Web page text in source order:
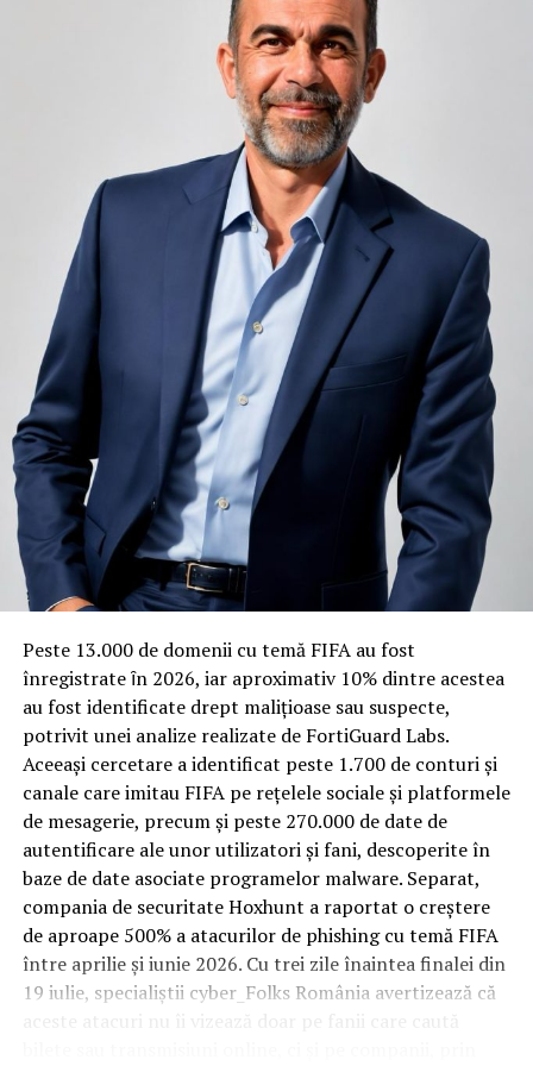
infinit de groși din motive practice și economice.
Zgomotul pașilor din camera de sus sau din coridorul
adiacent rămâne una dintre cele mai frecvente
nemulțumiri semnalate de oaspeți în recenziile online,
chiar și la unități altfel apreciate pentru servicii și
locație. De multe ori, oaspeții nu identifică pardoseala
drept sursa reală a problemei, ci descriu simplu senzația
de spațiu zgomotos sau agitat.
Pardoseala joacă un rol important în absorbția acestor
sunete, mai ales în zonele de trecere frecventă dintre
cameră și baie sau dintre pat și fereastră. Un material cu
proprietăți fonoabsorbante bune reduce transmiterea
zgomotului către camerele vecine și către etajele
inferioare, un aspect esențial mai ales în clădirile mai
vechi, cu structuri care nu au fost proiectate inițial
pentru izolare fonică performantă.
Rotația rapidă a oaspeților cere
materiale rezistente
Spre diferență de o locuință obișnuită, o cameră de hotel
trece printr-un ciclu de utilizare intensă: oaspeți diferiți,
bagaje trase pe roți, curățenie zilnică, uneori mai multe
rezervări consecutive în aceeași săptămână. Această
frecvență ridicată de utilizare pune presiune reală pe
orice suprafață, iar pardoseala este printre primele
elemente afectate vizibil, mai ales în zona din jurul
patului și a ușii de acces.
În etapa de renovare sau construcție, administratorii
care iau în calcul mocheta trafic intens
pentru zonele
cu rotație mare reduc riscul de uzură prematură și de
decolorare vizibilă în punctele de trecere frecventă. Este
o decizie care ține mai puțin de stil și mai mult de
Peste 13.000 de domenii cu temă FIFA au fost
înregistrate ȋn 2026, iar aproximativ 10% dintre acestea
au fost identificate drept malițioase sau suspecte,
potrivit unei analize realizate de FortiGuard Labs.
Aceeași cercetare a identificat peste 1.700 de conturi și
canale care imitau FIFA pe rețelele sociale și platformele
de mesagerie, precum și peste 270.000 de date de
autentificare ale unor utilizatori și fani, descoperite în
baze de date asociate programelor malware. Separat,
compania de securitate Hoxhunt a raportat o creștere
de aproape 500% a atacurilor de phishing cu temă FIFA
între aprilie și iunie 2026. Cu trei zile înaintea finalei din
19 iulie, specialiștii cyber_Folks România avertizează că